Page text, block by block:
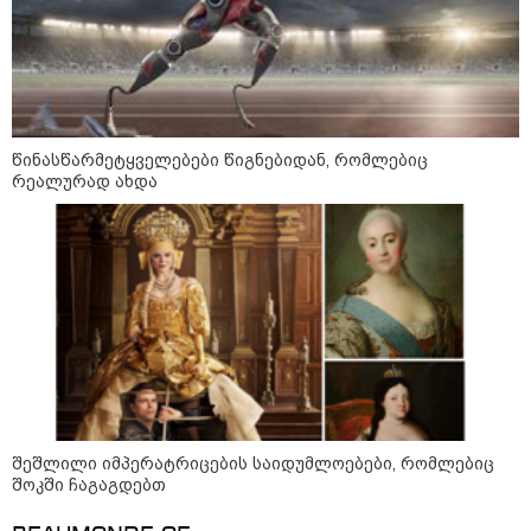
ფული ამ ზოდიაქოს ნიშნების
ხელში აღმოჩნდება: ვინ
გამდიდრდება?
შემდეგ: მილიონერების
სტილისტის 8 ოქროს წესი და
აუცილებელი სამოსი
მსოფლიო
წინასწარმეტყველებები წიგნებიდან, რომლებიც
რეალურად ახდა
შეშლილი იმპერატრიცების საიდუმლოებები, რომლებიც
შოკში ჩაგაგდებთ